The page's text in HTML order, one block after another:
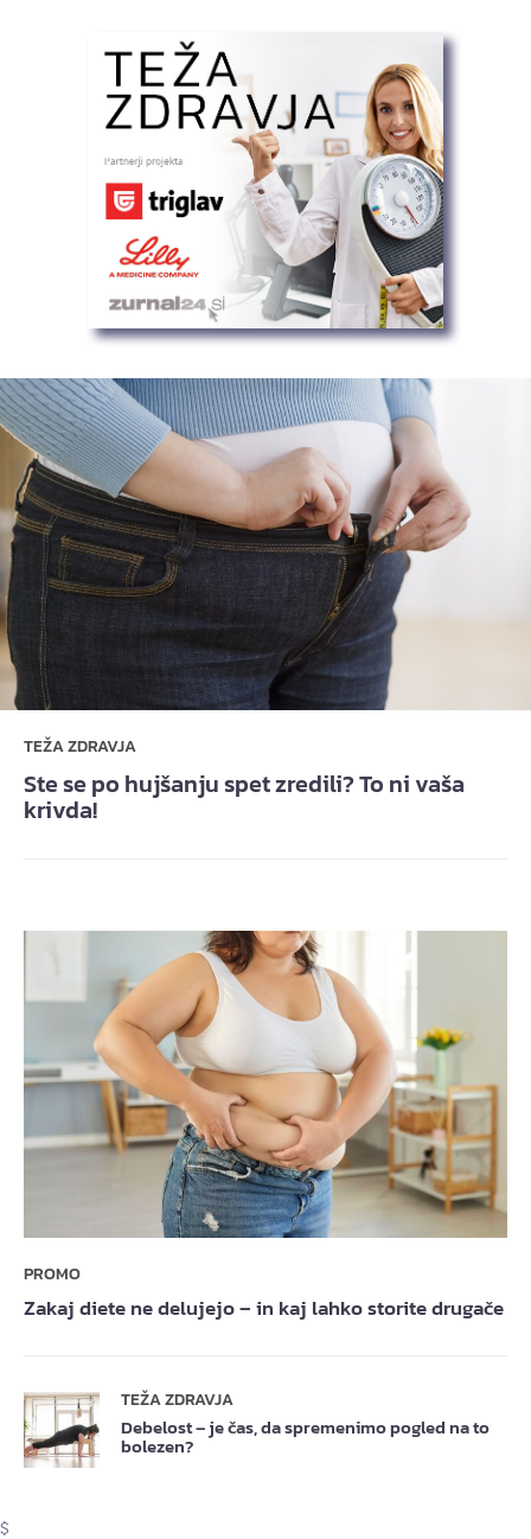
TEŽA ZDRAVJA
Ste se po hujšanju spet zredili? To ni vaša
krivda!
PROMO
Zakaj diete ne delujejo – in kaj lahko storite drugače
TEŽA ZDRAVJA
Debelost – je čas, da spremenimo pogled na to
bolezen?
$